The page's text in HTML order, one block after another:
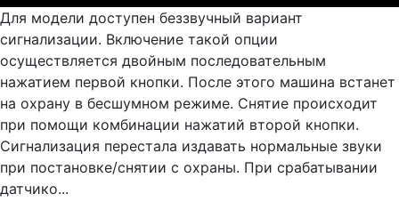
Для модели доступен беззвучный вариант
сигнализации. Включение такой опции
осуществляется двойным последовательным
нажатием первой кнопки. После этого машина встанет
на охрану в бесшумном режиме. Снятие происходит
при помощи комбинации нажатий второй кнопки.
Сигнализация перестала издавать нормальные звуки
при постановке/снятии с охраны. При срабатывании
датчико...